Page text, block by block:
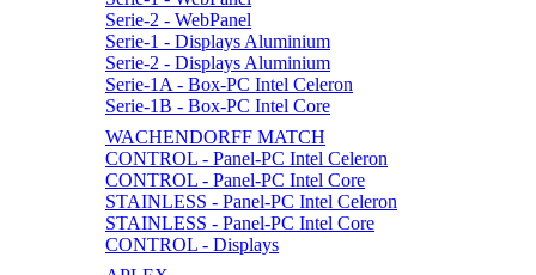
Serie-2 - WebPanel
Serie-1 - Displays Aluminium
Serie-2 - Displays Aluminium
Serie-1A - Box-PC Intel Celeron
Serie-1B - Box-PC Intel Core
WACHENDORFF MATCH
CONTROL - Panel-PC Intel Celeron
CONTROL - Panel-PC Intel Core
STAINLESS - Panel-PC Intel Celeron
STAINLESS - Panel-PC Intel Core
CONTROL - Displays